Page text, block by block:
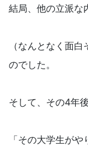
結局、他の立派な
（なんとなく面
のでした。
そして、その4年後
「その大学生がや